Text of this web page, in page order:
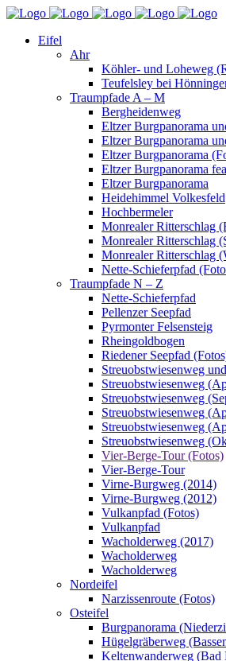
Eifel
Ahr
Köhler- und Loheweg
Teufelsley bei
Traumpfade A – M
Bergheidenweg
Eltzer Burgpanorama
Eltzer Burgpanorama
Eltzer Burgpanorama
Eltzer Burgpanorama
Eltzer Burgpanorama
Heidehimmel Volkesfeld
Hochbermeler
Monrealer Ritterschlag
Monrealer Ritterschlag
Monrealer Ritterschlag
Nette-Schieferpfad
Traumpfade N – Z
Nette-Schieferpfad
Pellenzer Seepfad
Pyrmonter Felsensteig
Rheingoldbogen
Riedener Seepfad
Streuobstwiesenweg
Streuobstwiesenweg
Streuobstwiesenweg
Streuobstwiesenweg
Streuobstwiesenweg
Streuobstwiesenweg
Vier-Berge-Tour (Fotos)
Vier-Berge-Tour
Virne-Burgweg (2014)
Virne-Burgweg (2012)
Vulkanpfad (Fotos)
Vulkanpfad
Wacholderweg (2017)
Wacholderweg
Wacholderweg
Nordeifel
Narzissenroute (Fotos)
Osteifel
Burgpanorama
Hügelgräberweg
Keltenwanderweg (Bad